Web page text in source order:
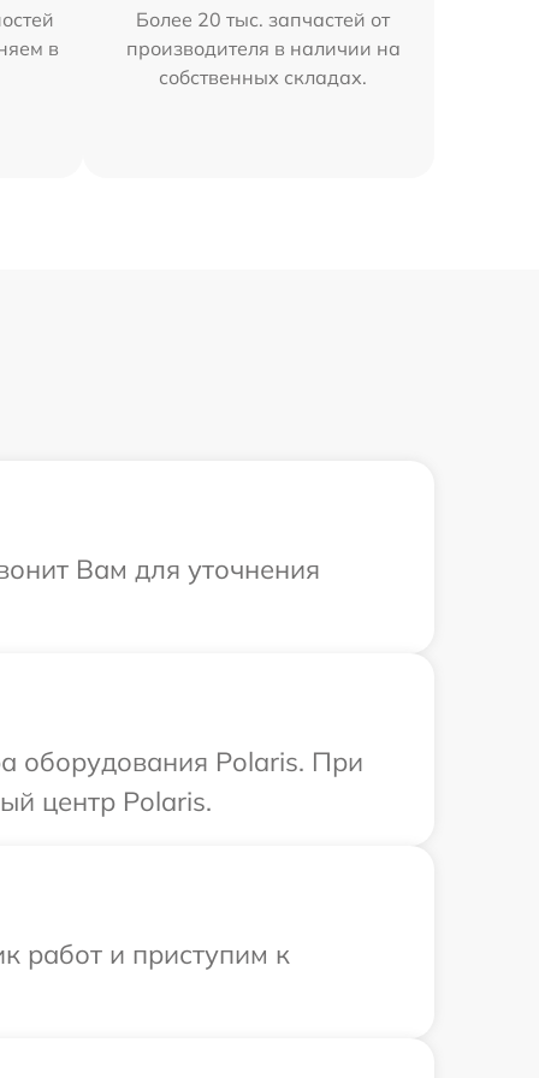
в
Более 20 тыс. запчастей от
производителя в наличии на
собственных складах.
Вам для уточнения
оборудования Polaris. При
центр Polaris.
работ и приступим к